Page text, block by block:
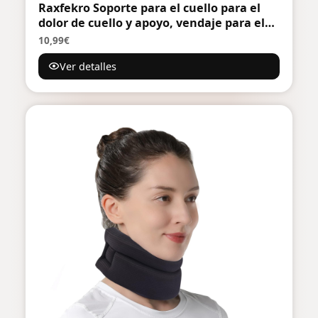
Raxfekro Soporte para el cuello para el
dolor de cuello y apoyo, vendaje para el
cuello, estirador de cuello de espuma
suave, para dormir, dolor y presión para
mujeres y hombres
10,99€
Ver detalles